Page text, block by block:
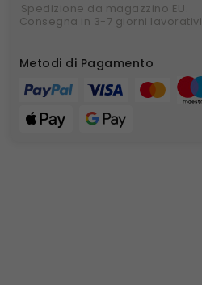
Spedizione da magazzino EU.
Consegna in 3-7 giorni lavorativi
Metodi di Pagamento